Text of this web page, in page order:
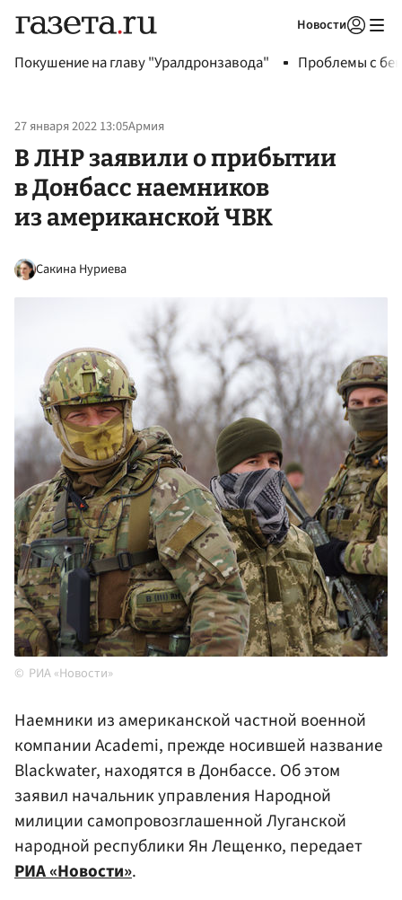
Новости
Покушение на главу "Уралдронзавода" Проблемы с
27 января 2022 13:05Армия
В ЛНР заявили о прибытии
в Донбасс наемников
из американской ЧВК
Сакина Нуриева
РИА «Новости»
Наемники из американской частной военной
компании Academi, прежде носившей название
Blackwater, находятся в Донбассе. Об этом
заявил начальник управления Народной
милиции самопровозглашенной Луганской
народной республики Ян Лещенко, передает
РИА «Новости».